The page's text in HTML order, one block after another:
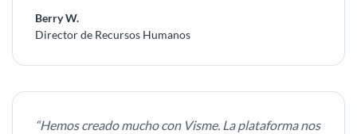
Berry W.
Director de Recursos Humanos
“Hemos creado mucho con Visme. La plataforma nos